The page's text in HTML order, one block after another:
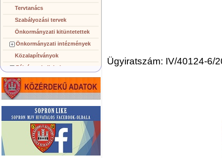
Tervtanács
Szabályozási tervek
Önkormányzati kitüntetettek
Önkormányzati intézmények
Közalapítványok
Pályázatok, licitek
Koncepciók, tervezetek
Településképi követelmények
Közérdekű információk
Testvérvárosok
Ügyiratszám: IV/40124-6/